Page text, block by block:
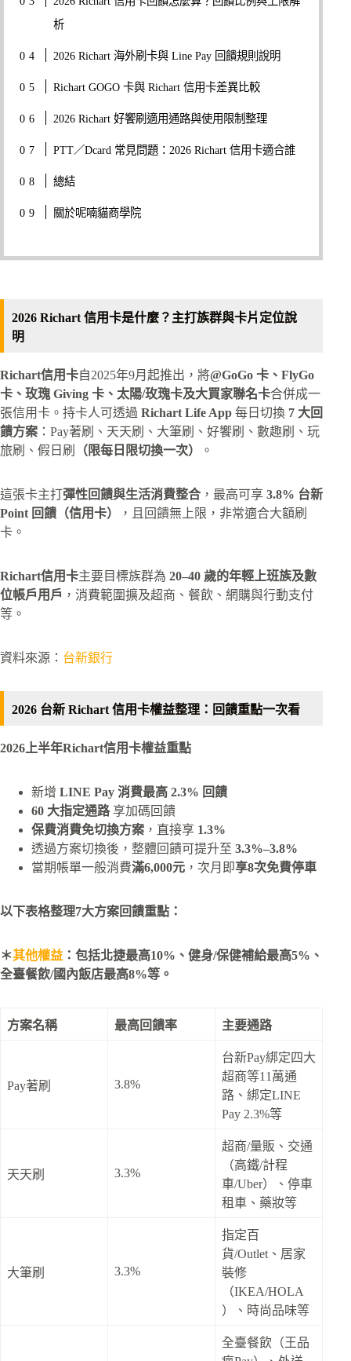
析
2026 Richart 海外刷卡與 Line Pay 回饋規則說明
Richart GOGO 卡與 Richart 信用卡差異比較
2026 Richart 好饗刷適用通路與使用限制整理
PTT／Dcard 常見問題：2026 Richart 信用卡適合誰
總結
關於呢喃貓商學院
2026 Richart 信用卡是什麼？主打族群與卡片定位說
明
Richart信用卡自2025年9月起推出，將@GoGo 卡、FlyGo
卡、玫瑰 Giving 卡、太陽/玫瑰卡及大買家聯名卡合併成一
張信用卡。持卡人可透過 Richart Life App 每日切換 7 大回
饋方案 ：Pay著刷、天天刷、大筆刷、好饗刷、數趣刷、玩
旅刷、假日刷
（限每日限切換一次） 。
這張卡主打彈性回饋與生活消費整合 ，最高可享 3.8% 台新
Point 回饋（信用卡）
，且回饋無上限，非常適合大額刷
卡。
Richart信用卡主要目標族群為 20–40 歲的年輕上班族及數
位帳戶用戶 ，消費範圍擴及超商、餐飲、網購與行動支付
等。
資料來源： 台新銀行
2026 台新 Richart 信用卡權益整理：回饋重點一次看
2026上半年Richart信用卡權益重點
新增 LINE Pay 消費最高 2.3% 回饋
60 大指定通路享加碼回饋
保費消費免切換方案 ，直接享 1.3%
透過方案切換後，整體回饋可提升至 3.3%–3.8%
當期帳單一般消費滿6,000元 ，次月即享8次免費停車
以下表格整理7大方案回饋重點：
＊其他權益 ：包括北捷最高10%、健身/保健補給最高5%、
全臺餐飲/國內飯店最高8%等。
方案名稱 最高回饋率 主要通路
Pay著刷 3.8%
台新Pay綁定四大
超商等11萬通
路、綁定LINE
Pay 2.3%等
天天刷 3.3%
超商/量販、交通
（高鐵/計程
車/Uber）、停車
租車、藥妝等
大筆刷 3.3%
指定百
貨/Outlet、居家
裝修
（IKEA/HOLA
）、時尚品味等
全臺餐飲（王品